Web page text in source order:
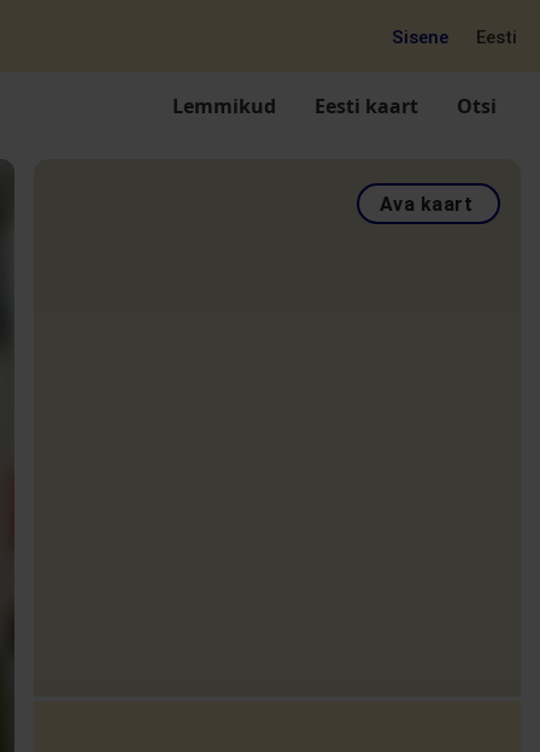
Sisene Eesti
Lemmikud Eesti kaart Otsi
Ava kaart